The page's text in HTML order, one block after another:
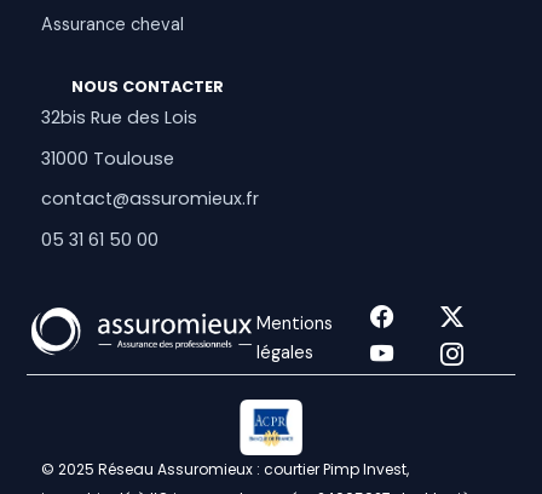
Assurance cheval
NOUS CONTACTER
32bis Rue des Lois
31000 Toulouse
contact@assuromieux.fr
05 31 61 50 00
Mentions
légales
© 2025 Réseau Assuromieux : courtier Pimp Invest,